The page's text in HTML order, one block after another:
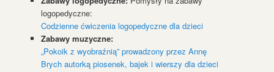
logopedyczne:
Codzienne ćwiczenia logopedyczne dla dzieci
Zabawy muzyczne:
„Pokoik z wyobraźnią” prowadzony przez Annę
Brych autorką piosenek, bajek i wierszy dla dzieci